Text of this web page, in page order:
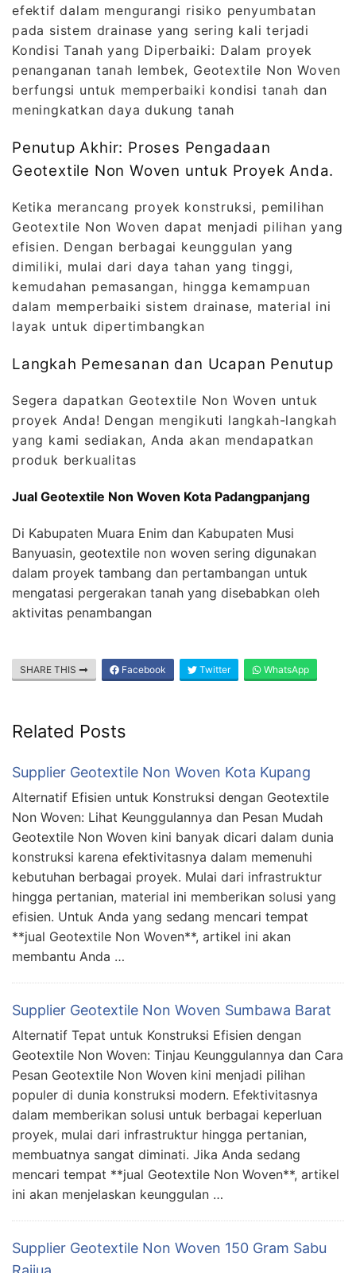
efektif dalam mengurangi risiko penyumbatan
pada sistem drainase yang sering kali terjadi
Kondisi Tanah yang Diperbaiki: Dalam proyek
penanganan tanah lembek, Geotextile Non Woven
berfungsi untuk memperbaiki kondisi tanah dan
meningkatkan daya dukung tanah
Penutup Akhir: Proses Pengadaan
Geotextile Non Woven untuk Proyek Anda.
Ketika merancang proyek konstruksi, pemilihan
Geotextile Non Woven dapat menjadi pilihan yang
efisien. Dengan berbagai keunggulan yang
dimiliki, mulai dari daya tahan yang tinggi,
kemudahan pemasangan, hingga kemampuan
dalam memperbaiki sistem drainase, material ini
layak untuk dipertimbangkan
Langkah Pemesanan dan Ucapan Penutup
Segera dapatkan Geotextile Non Woven untuk
proyek Anda! Dengan mengikuti langkah-langkah
yang kami sediakan, Anda akan mendapatkan
produk berkualitas
Jual Geotextile Non Woven Kota Padangpanjang
Di Kabupaten Muara Enim dan Kabupaten Musi
Banyuasin, geotextile non woven sering digunakan
dalam proyek tambang dan pertambangan untuk
mengatasi pergerakan tanah yang disebabkan oleh
aktivitas penambangan
SHARE THIS Facebook Twitter WhatsApp
Related Posts
Supplier Geotextile Non Woven Kota Kupang
Alternatif Efisien untuk Konstruksi dengan Geotextile
Non Woven: Lihat Keunggulannya dan Pesan Mudah
Geotextile Non Woven kini banyak dicari dalam dunia
konstruksi karena efektivitasnya dalam memenuhi
kebutuhan berbagai proyek. Mulai dari infrastruktur
hingga pertanian, material ini memberikan solusi yang
efisien. Untuk Anda yang sedang mencari tempat
**jual Geotextile Non Woven**, artikel ini akan
membantu Anda …
Supplier Geotextile Non Woven Sumbawa Barat
Alternatif Tepat untuk Konstruksi Efisien dengan
Geotextile Non Woven: Tinjau Keunggulannya dan Cara
Pesan Geotextile Non Woven kini menjadi pilihan
populer di dunia konstruksi modern. Efektivitasnya
dalam memberikan solusi untuk berbagai keperluan
proyek, mulai dari infrastruktur hingga pertanian,
membuatnya sangat diminati. Jika Anda sedang
mencari tempat **jual Geotextile Non Woven**, artikel
ini akan menjelaskan keunggulan …
Supplier Geotextile Non Woven 150 Gram Sabu